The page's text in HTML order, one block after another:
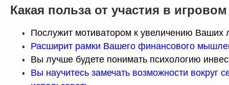
Какая польза от участия в
Послужит мотиватором к увеличению Ваших
Расширит рамки Вашего финансового
Вы лучше будете понимать психологию
Вы научитесь замечать возможности вокруг